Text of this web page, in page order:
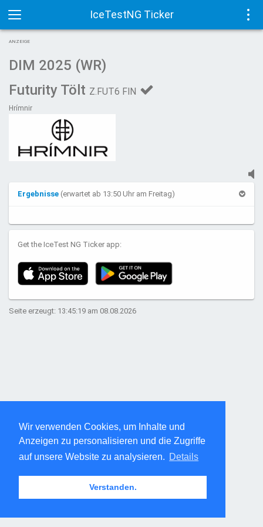
Wir verwenden Cookies, um Inhalte und
Anzeigen zu personalisieren und die Zugriffe
auf unsere Website zu analysieren. Details
Verstanden.
IceTestNG Ticker
Toggle
navigation
ANZEIGE
DIM 2025 (WR)
Futurity Tölt Z.FUT6 FIN
Hrímnir
Ergebnisse (erwartet ab 13:50 Uhr am Freitag)
Get the IceTest NG Ticker app:
Seite erzeugt: 13:45:19 am 08.08.2026